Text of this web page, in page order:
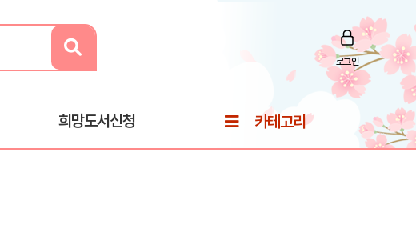
로그인
희망도서신청 카테고리